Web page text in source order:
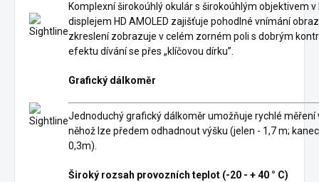
Komplexní širokoúhlý okulár s širokoúhlým objektivem
displejem HD AMOLED zajišťuje pohodlné vnímání
zkreslení zobrazuje v celém zorném poli s dobrým
efektu dívání se přes „klíčovou dírku”.
Grafický dálkoměr
Jednoduchý grafický dálkoměr umožňuje rychlé měření
něhož lze předem odhadnout výšku (jelen - 1,7 m;
0,3m).
Široký rozsah provozních teplot (-20 - + 40 ° C)